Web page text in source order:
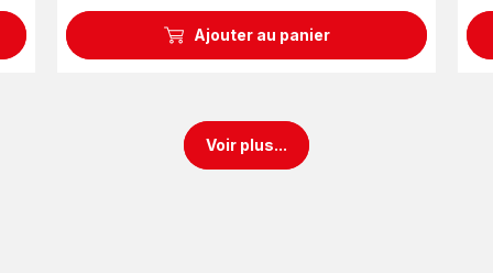
Ajouter au panier
Voir plus...